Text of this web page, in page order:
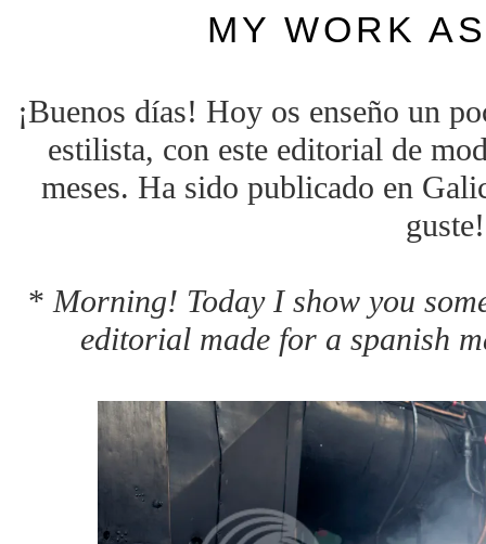
MY WORK
¡Buenos días! Hoy os enseño un
estilista, con este editorial de
meses. Ha sido publicado en
guste!
* Morning! Today I show you
editorial made for a spanish